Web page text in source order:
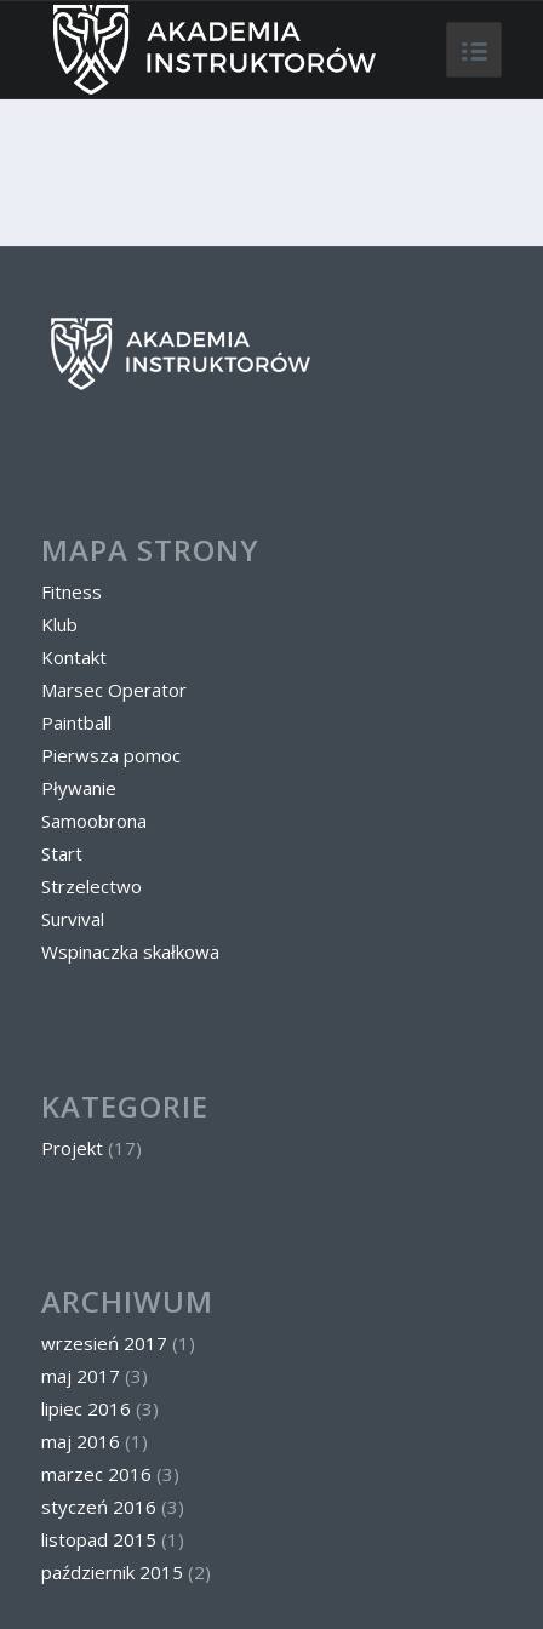
MAPA STRONY
Fitness
Klub
Kontakt
Marsec Operator
Paintball
Pierwsza pomoc
Pływanie
Samoobrona
Start
Strzelectwo
Survival
Wspinaczka skałkowa
KATEGORIE
Projekt(17)
ARCHIWUM
wrzesień 2017 (1)
maj 2017 (3)
lipiec 2016 (3)
maj 2016 (1)
marzec 2016 (3)
styczeń 2016 (3)
listopad 2015 (1)
październik 2015 (2)